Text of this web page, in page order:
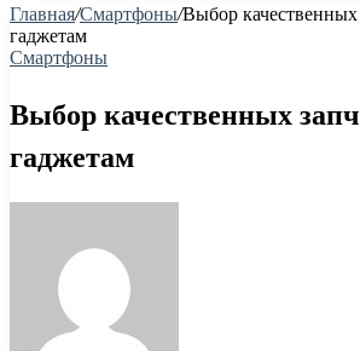
Главная/Смартфоны/Выбор качественных
гаджетам
Смартфоны
Выбор качественных
гаджетам